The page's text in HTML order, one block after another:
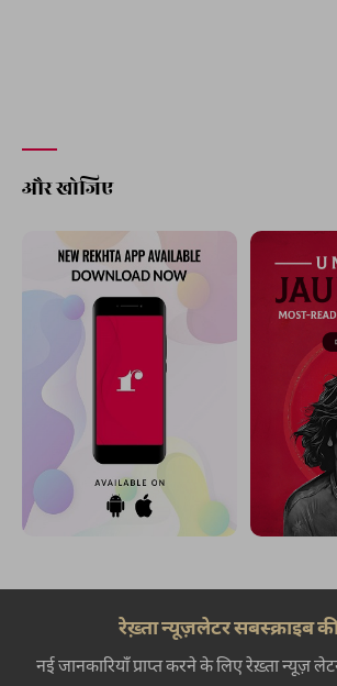
और खोजिए
रेख़्ता न्यूज़लेटर सबस्क्राइब
नई जानकारियाँ प्राप्त करने के लिए रेख़्ता न्यूज़